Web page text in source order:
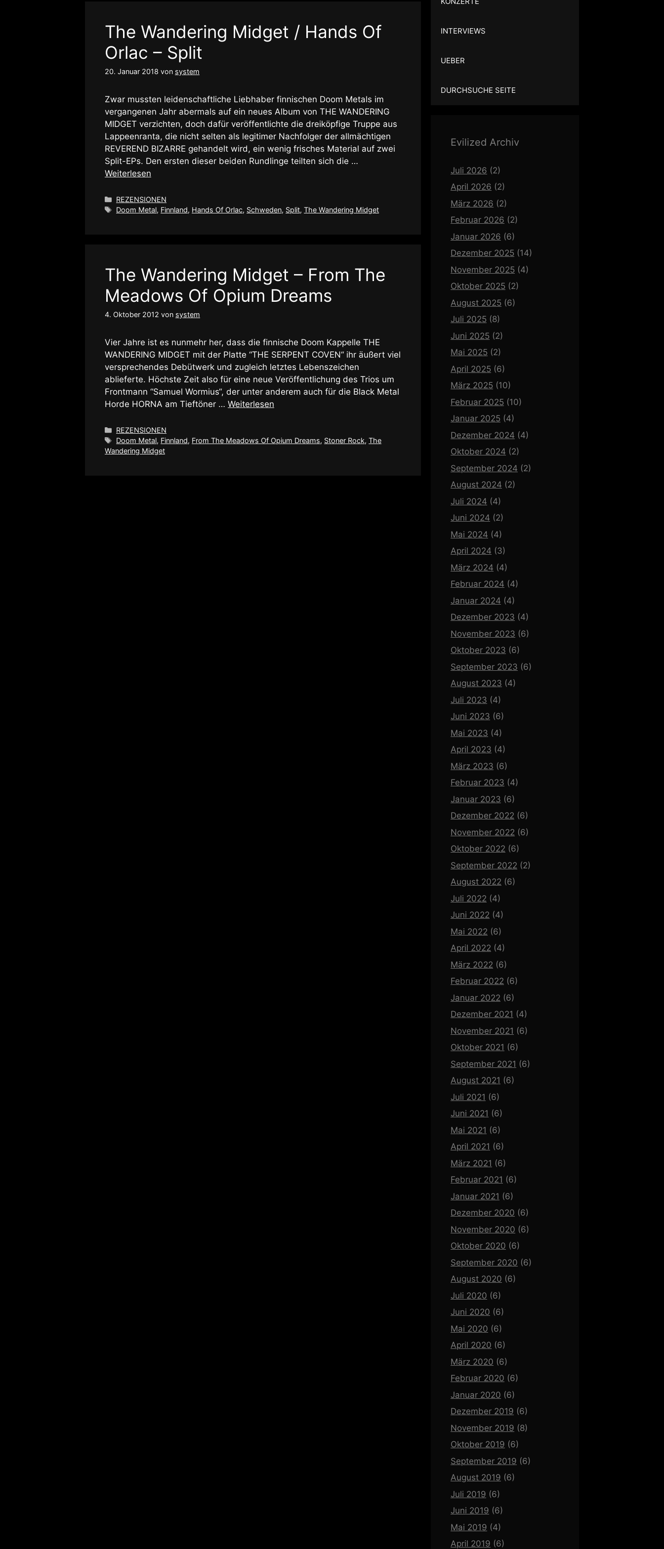
The Wandering Midget / Hands Of
Orlac – Split
20. Januar 2018 von system
Zwar mussten leidenschaftliche Liebhaber finnischen Doom Metals im
vergangenen Jahr abermals auf ein neues Album von THE WANDERING
MIDGET verzichten, doch dafür veröffentlichte die dreiköpfige Truppe aus
Lappeenranta, die nicht selten als legitimer Nachfolger der allmächtigen
REVEREND BIZARRE gehandelt wird, ein wenig frisches Material auf zwei
Split-EPs. Den ersten dieser beiden Rundlinge teilten sich die …
Weiterlesen
Kategorien
REZENSIONEN
Schlagwörter
Doom Metal, Finnland, Hands Of Orlac, Schweden, Split,The Wandering Midget
The Wandering Midget – From The
Meadows Of Opium Dreams
4. Oktober 2012 von system
Vier Jahre ist es nunmehr her, dass die finnische Doom Kappelle THE
WANDERING MIDGET mit der Platte “THE SERPENT COVEN“ ihr äußert viel
versprechendes Debütwerk und zugleich letztes Lebenszeichen
ablieferte. Höchste Zeit also für eine neue Veröffentlichung des Trios um
Frontmann “Samuel Wormius“, der unter anderem auch für die Black Metal
Horde HORNA am Tieftöner … Weiterlesen
Kategorien
REZENSIONEN
Schlagwörter
Doom Metal, Finnland, From The Meadows Of Opium Dreams, Stoner Rock,The
Wandering Midget
INTERVIEWS
UEBER
DURCHSUCHE SEITE
Evilized Archiv
Juli 2026 (2)
April 2026 (2)
März 2026 (2)
Februar 2026 (2)
Januar 2026 (6)
Dezember 2025 (14)
November 2025 (4)
Oktober 2025 (2)
August 2025 (6)
Juli 2025 (8)
Juni 2025 (2)
Mai 2025 (2)
April 2025 (6)
März 2025 (10)
Februar 2025 (10)
Januar 2025 (4)
Dezember 2024 (4)
Oktober 2024 (2)
September 2024 (2)
August 2024 (2)
Juli 2024 (4)
Juni 2024 (2)
Mai 2024 (4)
April 2024 (3)
März 2024 (4)
Februar 2024 (4)
Januar 2024 (4)
Dezember 2023 (4)
November 2023 (6)
Oktober 2023 (6)
September 2023 (6)
August 2023 (4)
Juli 2023 (4)
Juni 2023 (6)
Mai 2023 (4)
April 2023 (4)
März 2023 (6)
Februar 2023 (4)
Januar 2023 (6)
Dezember 2022 (6)
November 2022 (6)
Oktober 2022 (6)
September 2022 (2)
August 2022 (6)
Juli 2022 (4)
Juni 2022 (4)
Mai 2022 (6)
April 2022 (4)
März 2022 (6)
Februar 2022 (6)
Januar 2022 (6)
Dezember 2021 (4)
November 2021 (6)
Oktober 2021 (6)
September 2021 (6)
August 2021 (6)
Juli 2021 (6)
Juni 2021 (6)
Mai 2021 (6)
April 2021 (6)
März 2021 (6)
Februar 2021 (6)
Januar 2021 (6)
Dezember 2020 (6)
November 2020 (6)
Oktober 2020 (6)
September 2020 (6)
August 2020 (6)
Juli 2020 (6)
Juni 2020 (6)
Mai 2020 (6)
April 2020 (6)
März 2020 (6)
Februar 2020 (6)
Januar 2020 (6)
Dezember 2019 (6)
November 2019 (8)
Oktober 2019 (6)
September 2019 (6)
August 2019 (6)
Juli 2019 (6)
Juni 2019 (6)
Mai 2019 (4)
April 2019 (6)